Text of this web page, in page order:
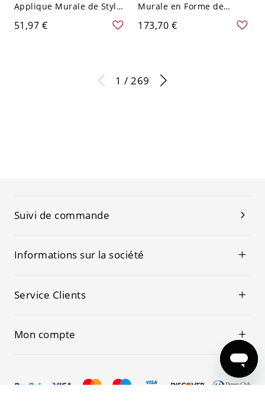
Applique Murale de Style
Minimalisme en Acrylique
Lampe Murale LED pour
51,97 €
Murale en Forme de
Bougie à 2 Têtes Lampe
Murale avec Bougeoir
173,70 €
1 / 269
Suivi de commande
Informations sur la société
Service Clients
Mon compte